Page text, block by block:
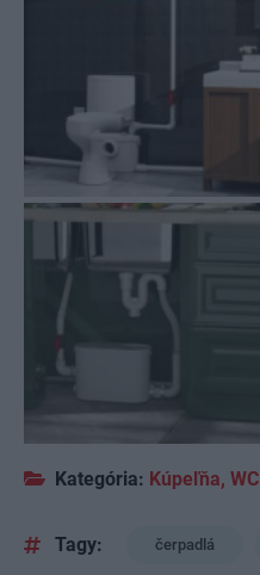
Kategória: Kúpeľňa, WC
Tagy: čerpadlá